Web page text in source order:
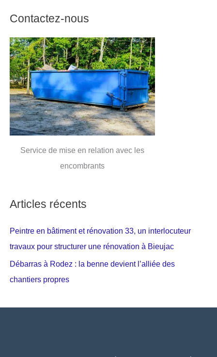
Contactez-nous
Service de mise en relation avec les
encombrants
Articles récents
Peintre en bâtiment et rénovation 33, un interlocuteur
travaux pour structurer une rénovation à Bieujac
Débarras à Rodez : la benne devient l’alliée des
chantiers propres